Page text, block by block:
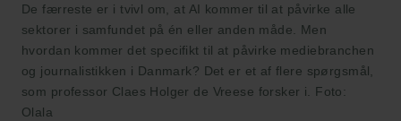
De færreste er i tvivl om, at AI kommer til at påvirke alle
sektorer i samfundet på én eller anden måde. Men
hvordan kommer det specifikt til at påvirke mediebranchen
og journalistikken i Danmark? Det er et af flere spørgsmål,
som professor Claes Holger de Vreese forsker i. Foto:
Olala